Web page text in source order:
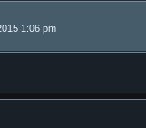
1:06 pm